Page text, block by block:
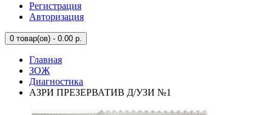
Регистрация
Авторизация
0 товар(ов) - 0.00 р.
Главная
ЗОЖ
Диагностика
АЗРИ ПРЕЗЕРВАТИВ Д/УЗИ №1